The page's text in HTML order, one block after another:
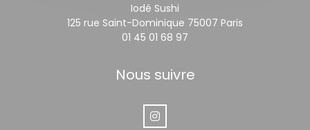
Iodé Sushi
125 rue Saint-Dominique 75007 Paris
01 45 01 68 97
Nous suivre
Instagram ((ouvre une